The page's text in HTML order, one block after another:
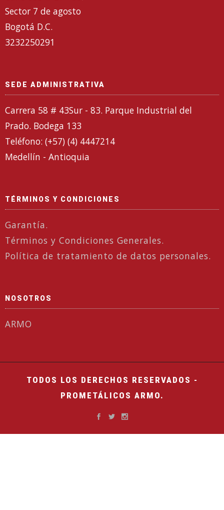
Sector 7 de agosto
Bogotá D.C.
3232250291
SEDE ADMINISTRATIVA
Carrera 58 # 43Sur - 83. Parque Industrial del
Prado. Bodega 133
Teléfono: (+57) (4) 4447214
Medellín - Antioquia
TÉRMINOS Y CONDICIONES
Garantía.
Términos y Condiciones Generales.
Política de tratamiento de datos personales.
NOSOTROS
ARMO
TODOS LOS DERECHOS RESERVADOS -
PROMETÁLICOS ARMO.